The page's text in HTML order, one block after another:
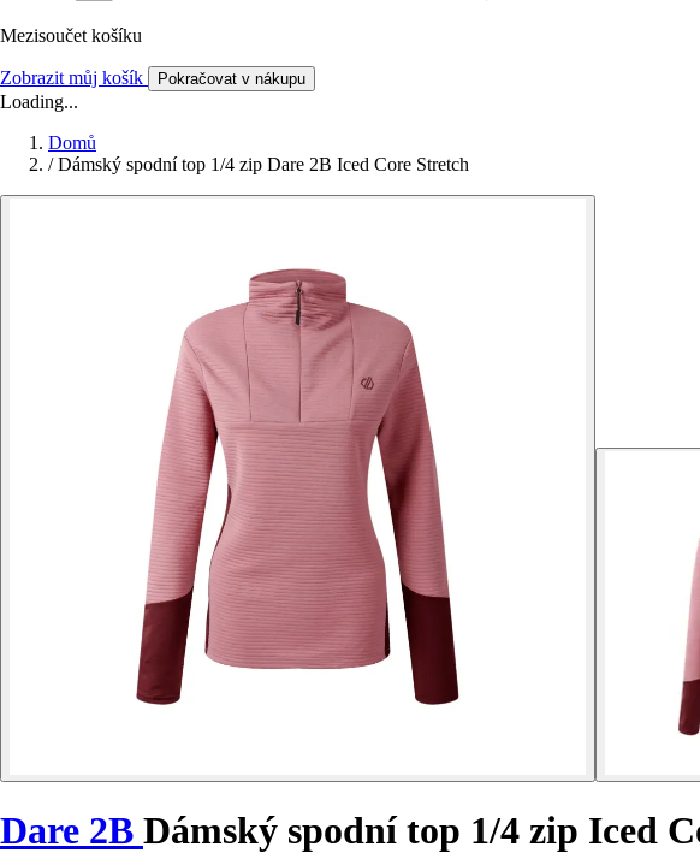
Mezisoučet košíku
Zobrazit můj košík Pokračovat v nákupu
Loading...
Domů
/ Dámský spodní top 1/4 zip Dare 2B Iced Core Stretch
Dare 2B Dámský spodní top 1/4 zip Iced